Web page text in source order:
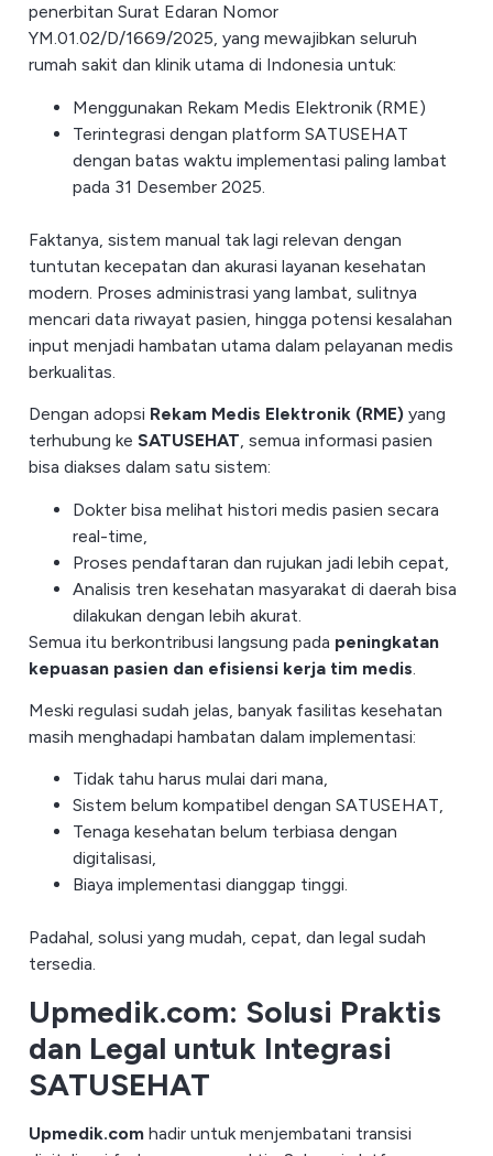
penerbitan Surat Edaran Nomor
YM.01.02/D/1669/2025, yang mewajibkan seluruh
rumah sakit dan klinik utama di Indonesia untuk:
Menggunakan Rekam Medis Elektronik (RME)
Terintegrasi dengan platform SATUSEHAT
dengan batas waktu implementasi paling lambat
pada 31 Desember 2025.
Faktanya, sistem manual tak lagi relevan dengan
tuntutan kecepatan dan akurasi layanan kesehatan
modern. Proses administrasi yang lambat, sulitnya
mencari data riwayat pasien, hingga potensi kesalahan
input menjadi hambatan utama dalam pelayanan medis
berkualitas.
Dengan adopsi Rekam Medis Elektronik (RME) yang
terhubung ke SATUSEHAT, semua informasi pasien
bisa diakses dalam satu sistem:
Dokter bisa melihat histori medis pasien secara
real-time,
Proses pendaftaran dan rujukan jadi lebih cepat,
Analisis tren kesehatan masyarakat di daerah bisa
dilakukan dengan lebih akurat.
Semua itu berkontribusi langsung pada peningkatan
kepuasan pasien dan efisiensi kerja tim medis
Meski regulasi sudah jelas, banyak fasilitas kesehatan
masih menghadapi hambatan dalam implementasi:
Tidak tahu harus mulai dari mana,
Sistem belum kompatibel dengan SATUSEHAT,
Tenaga kesehatan belum terbiasa dengan
digitalisasi,
Biaya implementasi dianggap tinggi.
Padahal, solusi yang mudah, cepat, dan legal sudah
tersedia.
Upmedik.com: Solusi Praktis
dan Legal untuk Integrasi
SATUSEHAT
Upmedik.com hadir untuk menjembatani transisi